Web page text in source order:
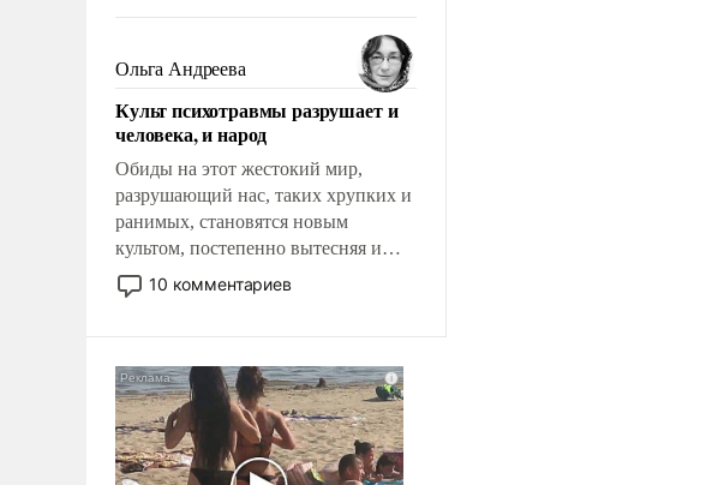
реализация радикально поднимет
наши боевые возможности.
Ольга Андреева
Культ психотравмы разрушает и
человека, и народ
Обиды на этот жестокий мир,
разрушающий нас, таких хрупких и
ранимых, становятся новым
культом, постепенно вытесняя и
отменяя традиционное требование к
человеку – быть мужественным и
слабым, идти вперед и
адаптироваться.
10 комментариев